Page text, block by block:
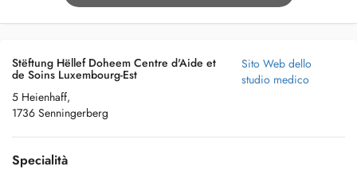
Stëftung Hëllef Doheem Centre d'Aide et
de Soins Luxembourg-Est
5 Heienhaff,
1736 Senningerberg
Sito Web dello
studio medico
Specialità